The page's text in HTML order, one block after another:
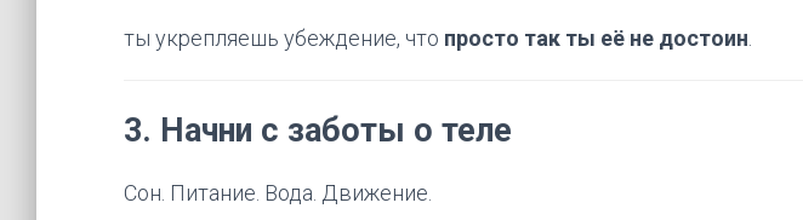
ты укрепляешь убеждение, что просто так ты её не достоин
3. Начни с заботы о теле
Сон. Питание. Вода. Движение.